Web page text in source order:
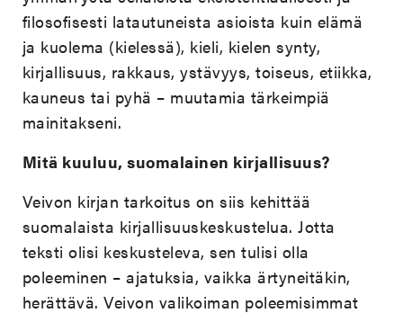
filosofisesti latautuneista asioista kuin elämä
ja kuolema (kielessä), kieli, kielen synty,
kirjallisuus, rakkaus, ystävyys, toiseus, etiikka,
kauneus tai pyhä – muutamia tärkeimpiä
mainitakseni.
Mitä kuuluu, suomalainen kirjallisuus?
Veivon kirjan tarkoitus on siis kehittää
suomalaista kirjallisuuskeskustelua. Jotta
teksti olisi keskusteleva, sen tulisi olla
poleeminen – ajatuksia, vaikka ärtyneitäkin,
herättävä. Veivon valikoiman poleemisimmat